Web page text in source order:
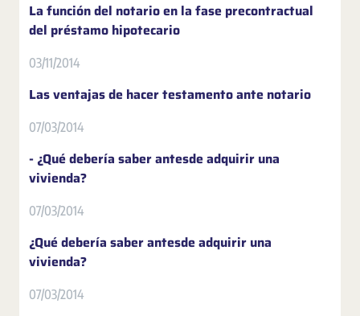
La función del notario en la fase precontractual
del préstamo hipotecario
03/11/2014
Las ventajas de hacer testamento ante notario
07/03/2014
- ¿Qué debería saber antesde adquirir una
vivienda?
07/03/2014
¿Qué debería saber antesde adquirir una
vivienda?
07/03/2014